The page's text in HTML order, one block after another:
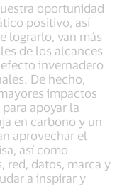
oportunidad
positivo, así
lograrlo, van más
de los alcances
invernadero
De hecho,
impactos
apoyar la
en carbono y un
aprovechar el
así como
red, datos, marca y
a inspirar y